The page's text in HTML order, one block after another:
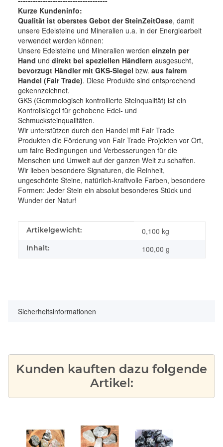
Kurze Kundeninfo:
Qualität ist oberstes Gebot der SteinZeitOase, damit
unsere Edelsteine und Mineralien u.a. in der Energiearbeit
verwendet werden können:
Unsere Edelsteine und Mineralien werden einzeln per
Hand und direkt bei speziellen Händlern ausgesucht,
bevorzugt Händler mit GKS-Siegel bzw. aus fairem
Handel (Fair Trade). Diese Produkte sind entsprechend
gekennzeichnet.
GKS (Gemmologisch kontrollierte Steinqualität) ist ein
Kontrollsiegel für gehobene Edel- und
Schmucksteinqualitäten.
Wir unterstützen durch den Handel mit Fair Trade
Produkten die Förderung von Fair Trade Projekten vor Ort,
um faire Bedingungen und Verbesserungen für die
Menschen und Umwelt auf der ganzen Welt zu schaffen.
Wir lieben besondere Signaturen, die Reinheit,
ungeschönte Steine, natürlich-kraftvolle Farben, besondere
Formen: Jeder Stein ein absolut besonderes Stück und
Wunder der Natur!
Produkteigenschaft
Wert
Artikelgewicht: 0,100 kg
Inhalt: 100,00 g
Sicherheitsinformationen
Kunden kauften dazu folgende
Artikel: